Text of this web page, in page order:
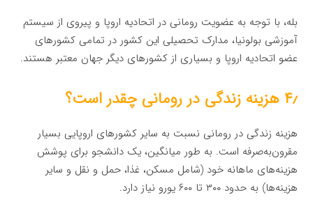
بله، با توجه به عضویت رومانی در اتحادیه اروپا و پیروی از سیستم
آموزشی بولونیا، مدارک تحصیلی این کشور در تمامی کشورهای
عضو اتحادیه اروپا و بسیاری از کشورهای دیگر جهان معتبر هستند.
۴٫ هزینه زندگی در رومانی چقدر است؟
هزینه زندگی در رومانی نسبت به سایر کشورهای اروپایی بسیار
مقرون‌به‌صرفه است. به طور میانگین، یک دانشجو برای پوشش
هزینه‌های ماهانه خود (شامل مسکن، غذا، حمل و نقل و سایر
هزینه‌ها) به حدود ۳۰۰ تا ۶۰۰ یورو نیاز دارد.